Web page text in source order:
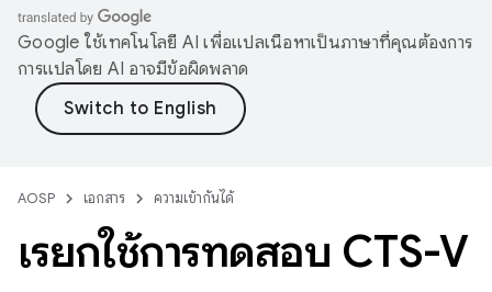
Google ใช้เทคโนโลยี AI เพื่อแปลเนื้อหาเป็นภาษาที่คุณต้องการ
การแปลโดย AI อาจมีข้อผิดพลาด
AOSP เอกสาร ความเข้ากันได้
เรียกใช้การทดสอบ CTS-V